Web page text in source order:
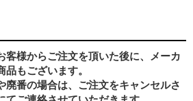
客様からご注文を頂いた後に、メーカ
もございます。
廃番の場合は、ご注文をキャンセルさ